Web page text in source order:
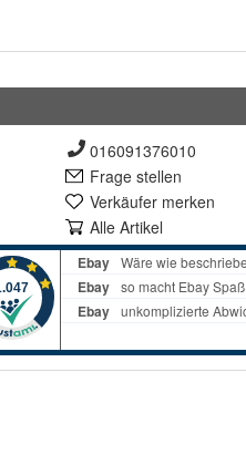
016091376010
Frage stellen
Verkäufer merken
Alle Artikel